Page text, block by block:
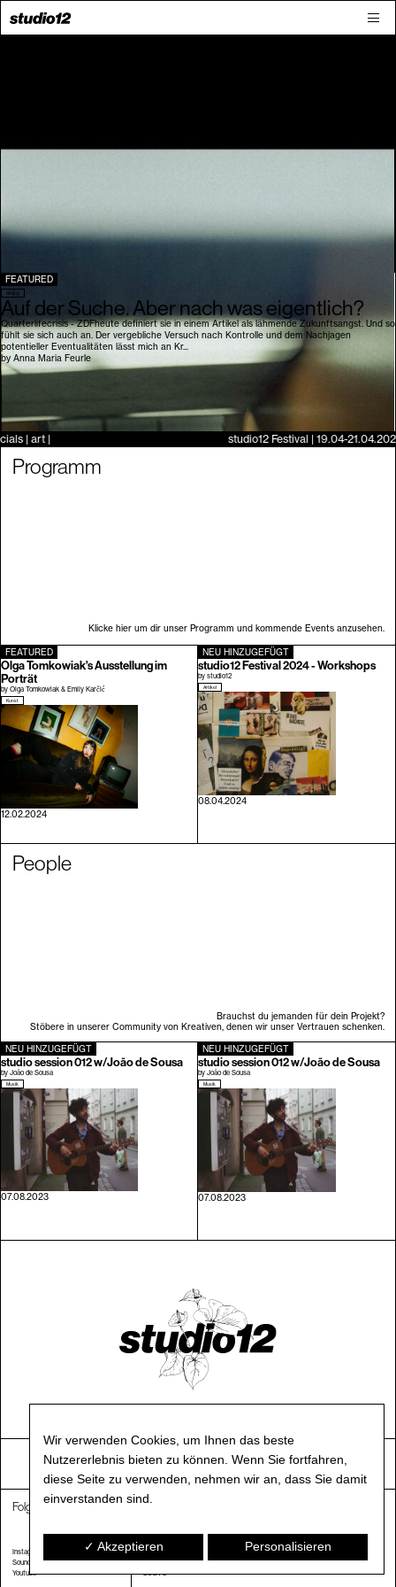
FEATURED
Artikel
Auf der Suche. Aber nach was eigentlich?
Quarterlifecrisis - ZDFheute definiert sie in einem Artikel als lähmende Zukunftsangst. Und so
fühlt sie sich auch an. Der vergebliche Versuch nach Kontrolle und dem Nachjagen
potentieller Eventualitäten lässt mich an Kr...
by Anna Maria Feurle
| food specials | art | studio12 Festival | 19.04-
Programm
Klicke hier um dir unser Programm und kommende Events anzusehen.
FEATURED
Olga Tomkowiak's Ausstellung im
Porträt
by Olga Tomkowiak & Emily Karčić
Kunst
12.02.2024
NEU HINZUGEFÜGT
studio12 Festival 2024 - Workshops
by studio12
Artikel
08.04.2024
People
Brauchst du jemanden für dein Projekt?
Stöbere in unserer Community von Kreativen, denen wir unser Vertrauen schenken.
NEU HINZUGEFÜGT
studio session 012 w/João de Sousa
by João de Sousa
Musik
07.08.2023
NEU HINZUGEFÜGT
studio session 012 w/João de Sousa
by João de Sousa
Musik
07.08.2023
ZURÜCK ZUM ANFANG ÜBER UNS
Folge uns.
Instagram
Soundcloud
Youtube
Danke für deinen Besuch.
Kontakt
Impressum
DSGVO
Wir verwenden Cookies, um Ihnen das beste
Nutzererlebnis bieten zu können. Wenn Sie fortfahren,
diese Seite zu verwenden, nehmen wir an, dass Sie damit
einverstanden sind.
✓ Akzeptieren Personalisieren